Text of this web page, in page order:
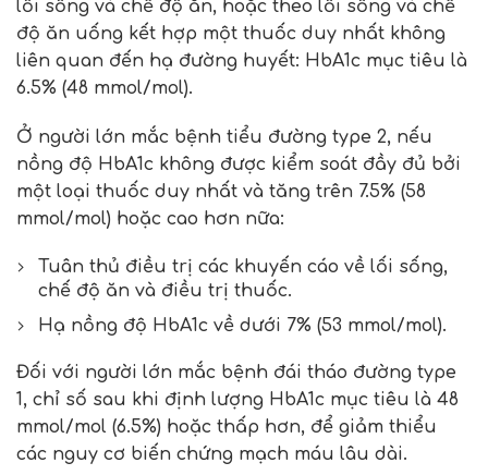
lối sống và chế độ ăn, hoặc theo lối sống và chế
độ ăn uống kết hợp một thuốc duy nhất không
liên quan đến hạ đường huyết: HbA1c mục tiêu là
6.5% (48 mmol/mol).
Ở người lớn mắc bệnh tiểu đường type 2, nếu
nồng độ HbA1c không được kiểm soát đầy đủ bởi
một loại thuốc duy nhất và tăng trên 7.5% (58
mmol/mol) hoặc cao hơn nữa:
Tuân thủ điều trị các khuyến cáo về lối sống,
chế độ ăn và điều trị thuốc.
Hạ nồng độ HbA1c về dưới 7% (53 mmol/mol).
Đối với người lớn mắc bệnh đái tháo đường type
1, chỉ số sau khi định lượng HbA1c mục tiêu là 48
mmol/mol (6.5%) hoặc thấp hơn, để giảm thiểu
các nguy cơ biến chứng mạch máu lâu dài.